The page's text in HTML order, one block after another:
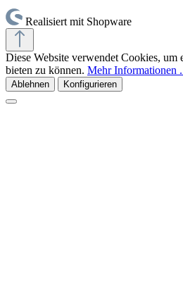
Realisiert mit Shopware
Diese Website verwendet Cookies, um
bieten zu können. Mehr Informationen
Ablehnen Konfigurieren